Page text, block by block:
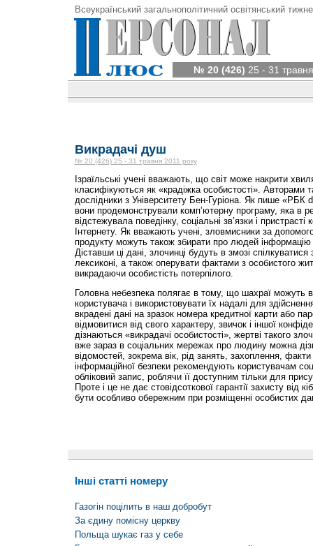
Всеукраїнський загальнополітичний освітянський
№ 20 (426) 25 - 31
Викрадачі душ
№ 20 (426) 25 - 31 травня 2011 року
Ізраїльські учені вважають, що світ може накрити
класифікуються як «крадіжка особистості». Авторами
дослідники з Університету Бен-Гуріона. Як пише «РБК
вони продемонстрували комп’ютерну програму, яка в
відстежувала поведінку, соціальні зв’язки і пристрасті
Інтернету. Як вважають учені, зловмисники за
продукту можуть також збирати про людей інформацію
Діставши ці дані, злочинці будуть в змозі
лексиконі, а також оперувати фактами з особистого
викрадаючи особистість потерпілого.
Головна небезпека полягає в тому, що шахраї можуть
користувача і використовувати їх надалі для
вкрадені дані на зразок номера кредитної карти або
відмовитися від свого характеру, звичок і іншої
дізнаються «викрадачі особистості», жертві такого
вже зараз в соціальних мережах про людину можна
відомостей, зокрема вік, рід занять, захоплення,
інформаційної безпеки рекомендують користувачам
обліковий запис, роблячи її доступним тільки для
Проте і це не дає стовідсоткової гарантії захисту від
бути особливо обережним при розміщенні особистих
Інші статті номеру
Газогін поцілить в наш добробут
За єдину помісну церкву
Польща шукає газ у себе